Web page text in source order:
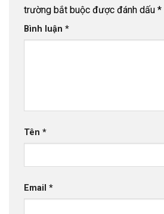
trường bắt buộc được đánh dấu *
Bình luận *
Tên *
Email *